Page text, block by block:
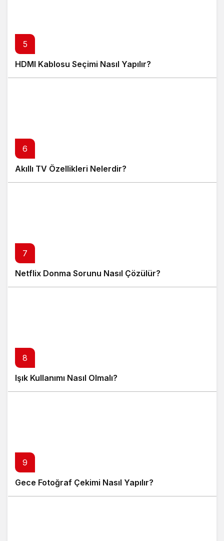
5
HDMI Kablosu Seçimi Nasıl Yapılır?
6
Akıllı TV Özellikleri Nelerdir?
7
Netflix Donma Sorunu Nasıl Çözülür?
8
Işık Kullanımı Nasıl Olmalı?
9
Gece Fotoğraf Çekimi Nasıl Yapılır?